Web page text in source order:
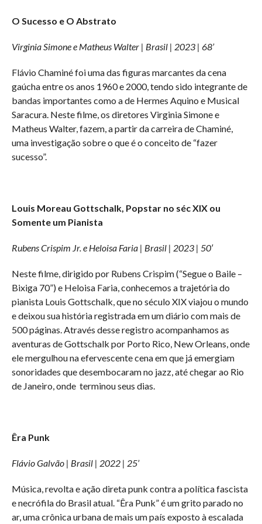
O Sucesso e O Abstrato
Virginia Simone e Matheus Walter | Brasil | 2023 | 68’
Flávio Chaminé foi uma das figuras marcantes da cena
gaúcha entre os anos 1960 e 2000, tendo sido integrante de
bandas importantes como a de Hermes Aquino e Musical
Saracura. Neste filme, os diretores Virginia Simone e
Matheus Walter, fazem, a partir da carreira de Chaminé,
uma investigação sobre o que é o conceito de “fazer
sucesso”.
Louis Moreau Gottschalk, Popstar no séc XIX ou
Somente um Pianista
Rubens Crispim Jr. e Heloisa Faria | Brasil | 2023 | 50′
Neste filme, dirigido por Rubens Crispim (“Segue o Baile –
Bixiga 70”) e Heloisa Faria, conhecemos a trajetória do
pianista Louis Gottschalk, que no século XIX viajou o mundo
e deixou sua história registrada em um diário com mais de
500 páginas. Através desse registro acompanhamos as
aventuras de Gottschalk por Porto Rico, New Orleans, onde
ele mergulhou na efervescente cena em que já emergiam
sonoridades que desembocaram no jazz, até chegar ao Rio
de Janeiro, onde terminou seus dias.
Êra Punk
Flávio Galvão | Brasil | 2022 | 25’
Música, revolta e ação direta punk contra a política fascista
e necrófila do Brasil atual. “Êra Punk” é um grito parado no
ar, uma crônica urbana de mais um país exposto à escalada